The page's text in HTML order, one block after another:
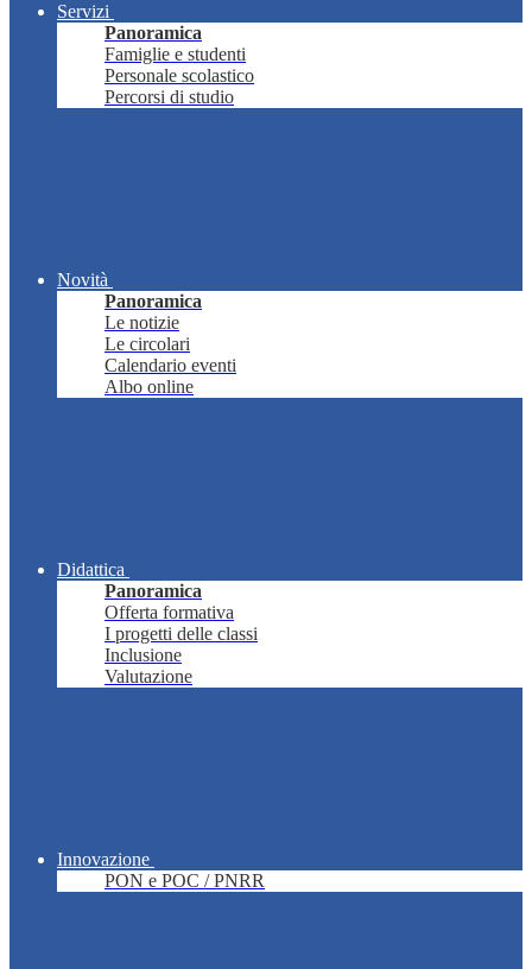
Servizi
Panoramica
Famiglie e studenti
Personale scolastico
Percorsi di studio
Novità
Panoramica
Le notizie
Le circolari
Calendario eventi
Albo online
Didattica
Panoramica
Offerta formativa
I progetti delle classi
Inclusione
Valutazione
Innovazione
PON e POC / PNRR